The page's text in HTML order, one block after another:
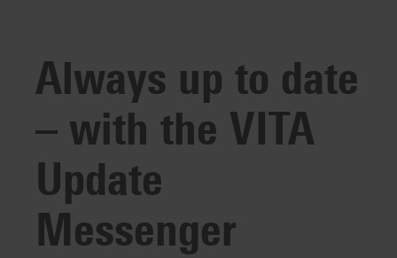
Always up to date
– with the VITA
Update
Messenger